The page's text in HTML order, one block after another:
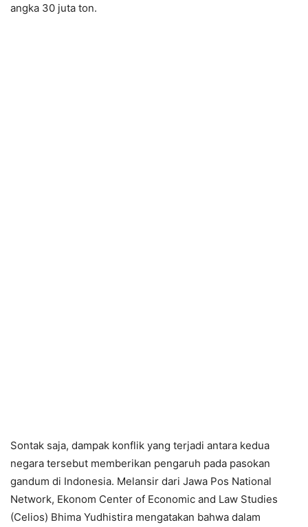
angka 30 juta ton.
Sontak saja, dampak konflik yang terjadi antara kedua
negara tersebut memberikan pengaruh pada pasokan
gandum di Indonesia. Melansir dari Jawa Pos National
Network, Ekonom Center of Economic and Law Studies
(Celios) Bhima Yudhistira mengatakan bahwa dalam